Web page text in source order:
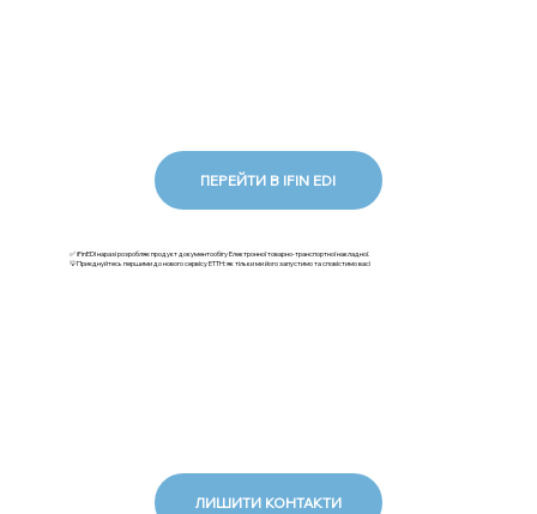
ПЕРЕЙТИ В IFIN EDI
✅ iFinEDI наразі розробляє продукт документообігу Електронної товарно-транспортної накладної.
💡Приєднуйтесь першими до нового сервісу ЕТТН: як тільки ми його запустимо та сповістимо вас!
ЛИШИТИ КОНТАКТИ